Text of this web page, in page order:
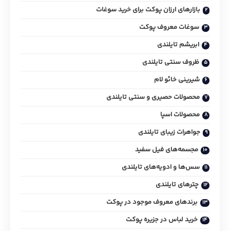
بازارهای ارزان پوکت برای خرید سوغات
سوغات معروف پوکت
ابریشم تایلندی
ظروف سنتی تایلندی
شیرینی خائو لام
محصولات حصیری و سنتی تایلندی
محصولات اسپا
جواهرات زیبای تایلندی
مجسمه‌های فیل سفید
سس‌ها و ادویه‌های تایلندی
چترهای تایلندی
برندهای معروف موجود در پوکت
خرید لباس در جزیره پوکت